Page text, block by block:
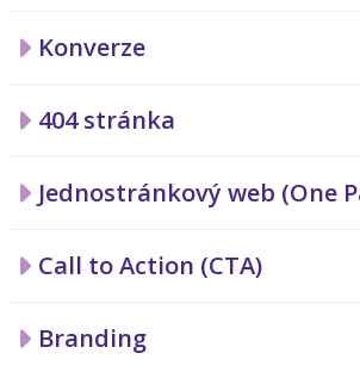
Konverze
404 stránka
Jednostránkový web (One
Call to Action (CTA)
Branding